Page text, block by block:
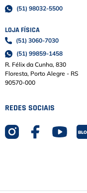
(51) 98032-5500
LOJA FÍSICA
(51) 3060-7030
(51) 99859-1458
R. Félix da Cunha, 830
Floresta, Porto Alegre - RS
90570-000
REDES SOCIAIS